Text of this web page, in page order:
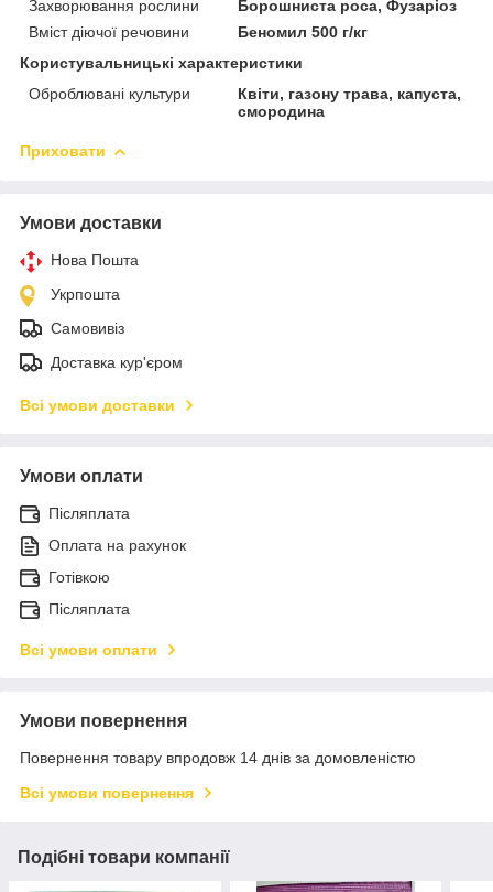
Захворювання рослини
Борошниста роса, Фузаріоз
Вміст діючої речовини
Беномил 500 г/кг
Користувальницькі характеристики
Оброблювані культури
Квіти, газону трава, капуста,
смородина
Приховати
Умови доставки
Нова Пошта
Укрпошта
Самовивіз
Доставка кур'єром
Всі умови доставки
Умови оплати
Післяплата
Оплата на рахунок
Готівкою
Післяплата
Всі умови оплати
Умови повернення
Повернення товару впродовж 14 днів за домовленістю
Всі умови повернення
Подібні товари компанії